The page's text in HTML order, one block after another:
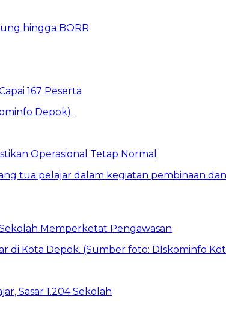
hingga BORR
167 Peserta
Operasional Tetap Normal
Memperketat Pengawasan
Sasar 1.204 Sekolah